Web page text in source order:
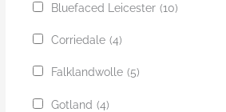
Bluefaced Leicester (10)
Corriedale (4)
Falklandwolle (5)
Gotland (4)